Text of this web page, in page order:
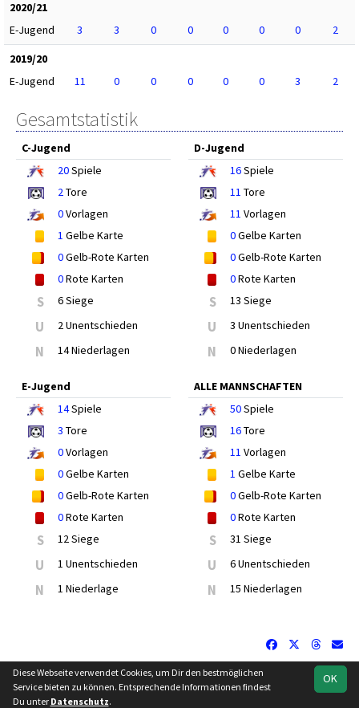
2020/21
E-Jugend
3 3 0 0 0 0 0
2
2019/20
E-Jugend
11 0 0 0 0 0 3 2
Gesamtstatistik
C-Jugend
20Spiele
2Tore
0Vorlagen
1 Gelbe Karte
0Gelb-Rote Karten
0Rote Karten
S 6 Siege
U 2 Unentschieden
N 14 Niederlagen
D-Jugend
16Spiele
11 Tore
11 Vorlagen
0Gelbe Karten
0Gelb-Rote Karten
0Rote Karten
S 13 Siege
U 3 Unentschieden
N 0 Niederlagen
E-Jugend
14Spiele
3 Tore
0Vorlagen
0Gelbe Karten
0Gelb-Rote Karten
0Rote Karten
S 12 Siege
U 1 Unentschieden
N 1 Niederlage
ALLE MANNSCHAFTEN
50Spiele
16Tore
11 Vorlagen
1 Gelbe Karte
0Gelb-Rote Karten
0Rote Karten
S 31 Siege
U 6 Unentschieden
N 15 Niederlagen
soccero.de OK
Diese Webseite verwendet Cookies, um Dir den bestmöglichen
Service bieten zu können. Entsprechende Informationen findest
Du unter Datenschutz.